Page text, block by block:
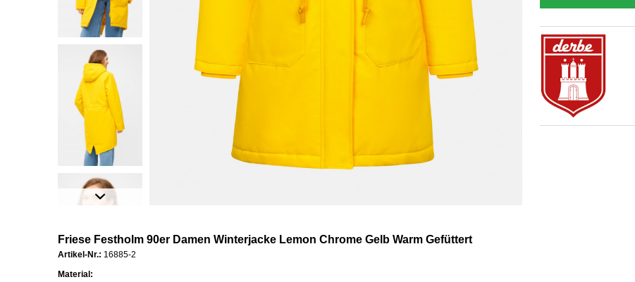
Friese Festholm 90er Damen Winterjacke Lemon Chrome Gelb Warm Gefüttert
Artikel-Nr.: 16885-2
Material: